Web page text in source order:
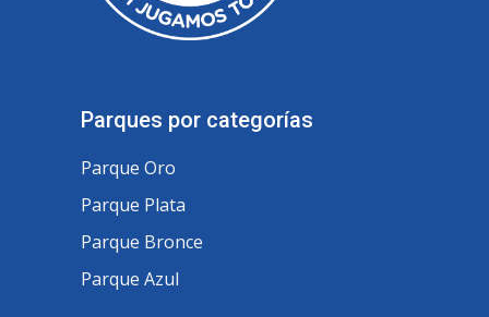
Parques por categorías
Parque Oro
Parque Plata
Parque Bronce
Parque Azul